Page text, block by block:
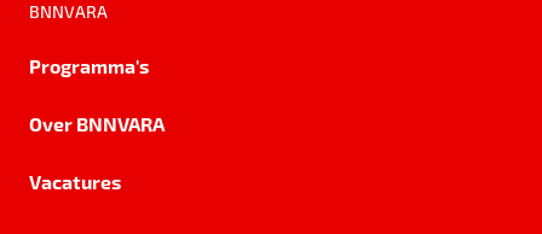
BNNVARA
Programma's
Over BNNVARA
Vacatures